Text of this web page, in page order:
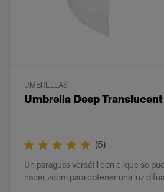
UMBRELLAS
Umbrella Deep Translucent
(5)
Un paraguas versátil con el que se
hacer zoom para obtener una luz